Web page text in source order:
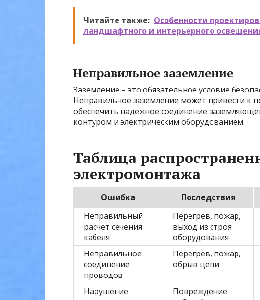
Читайте также: Особенности
ландшафтного и интерьерного
Неправильное заземление
Заземление – это обязательное условие
Неправильное заземление может привести к
обеспечить надежное соединение
контуром и электрическим оборудованием.
Таблица
электромонтажа
Ошибка Последствия
Неправильный
расчет сечения
кабеля
Перегрев, пожар,
выход из строя
оборудования
Неправильное
соединение
проводов
Перегрев, пожар,
обрыв цепи
Нарушение
Повреждение